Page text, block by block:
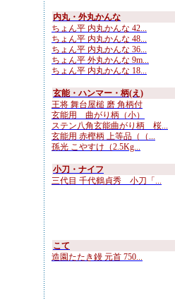
内丸・外丸かんな
ちょん平 内丸かんな 42...
ちょん平 内丸かんな 48...
ちょん平 内丸かんな 36...
ちょん平 外丸かんな 9m...
ちょん平 内丸かんな 18...
玄能・ハンマー・柄(え)
王将 舞台屋槌 磨 角柄付
玄能用 曲がり柄（小）
ステン八角玄能曲がり柄 桜...
玄能用 赤樫柄 上等品（（...
孫光 こやすけ（2.5Kg...
小刀・ナイフ
三代目 千代鶴貞秀 小刀「...
こて
造園たたき鏝 元首 750...